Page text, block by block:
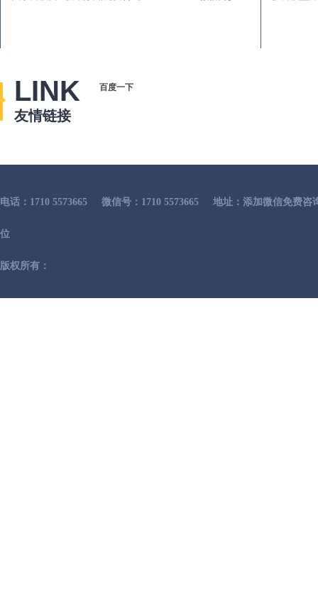
LINK
友情链接
百度一下
电话：1710 5573665 微信号：1710 5573665 地址：添加微信免费咨
位
版权所有：